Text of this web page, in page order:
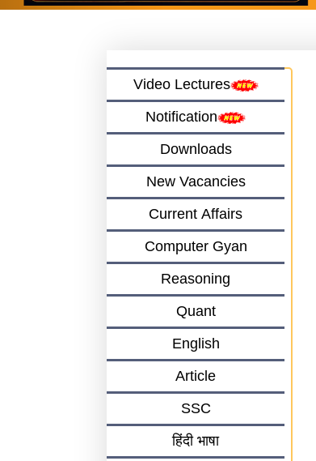
Video Lectures
Notification
Downloads
New Vacancies
Current Affairs
Computer Gyan
Reasoning
Quant
English
Article
SSC
हिंदी भाषा